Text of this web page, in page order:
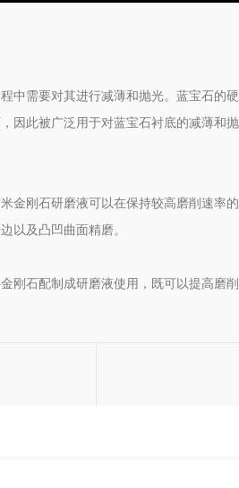
中需要对其进行减薄和抛光。蓝宝石的
因此被广泛用于对蓝宝石衬底的减薄和
金刚石研磨液可以在保持较高磨削速率
以及凸凹曲面精磨。
刚石配制成研磨液使用，既可以提高磨